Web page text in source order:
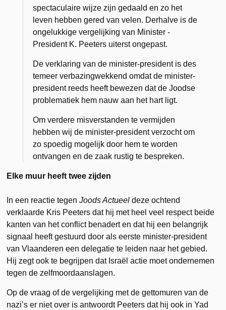
spectaculaire wijze zijn gedaald en zo het
leven hebben gered van velen. Derhalve is de
ongelukkige vergelijking van Minister -
President K. Peeters uiterst ongepast.
De verklaring van de minister-president is des
temeer verbazingwekkend omdat de minister-
president reeds heeft bewezen dat de Joodse
problematiek hem nauw aan het hart ligt.
Om verdere misverstanden te vermijden
hebben wij de minister-president verzocht om
zo spoedig mogelijk door hem te worden
ontvangen en de zaak rustig te bespreken.
Elke muur heeft twee zijden
In een reactie tegenJoods Actueel deze ochtend
verklaarde Kris Peeters dat hij met heel veel respect beide
kanten van het conflict benadert en dat hij een belangrijk
signaal heeft gestuurd door als eerste minister-president
van Vlaanderen een delegatie te leiden naar het gebied.
Hij zegt ook te begrijpen dat Israël actie moet ondernemen
tegen de zelfmoordaanslagen.
Op de vraag of de vergelijking met de gettomuren van de
nazi’s er niet over is antwoordt Peeters dat hij ook in Yad